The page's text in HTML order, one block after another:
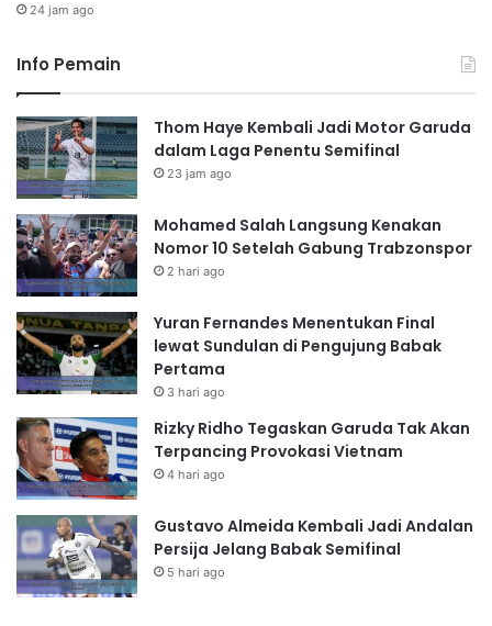
24 jam ago
Info Pemain
Thom Haye Kembali Jadi Motor Garuda
dalam Laga Penentu Semifinal
23 jam ago
Mohamed Salah Langsung Kenakan
Nomor 10 Setelah Gabung Trabzonspor
2 hari ago
Yuran Fernandes Menentukan Final
lewat Sundulan di Pengujung Babak
Pertama
3 hari ago
Rizky Ridho Tegaskan Garuda Tak Akan
Terpancing Provokasi Vietnam
4 hari ago
Gustavo Almeida Kembali Jadi Andalan
Persija Jelang Babak Semifinal
5 hari ago